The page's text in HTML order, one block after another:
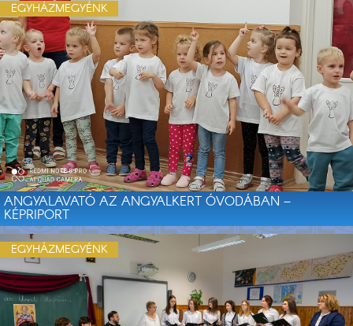
ANGYALAVATÓ AZ ANGYALKERT ÓVODÁBAN –
KÉPRIPORT
EGYHÁZMEGYÉNK
EGYHÁZMEGYÉNK